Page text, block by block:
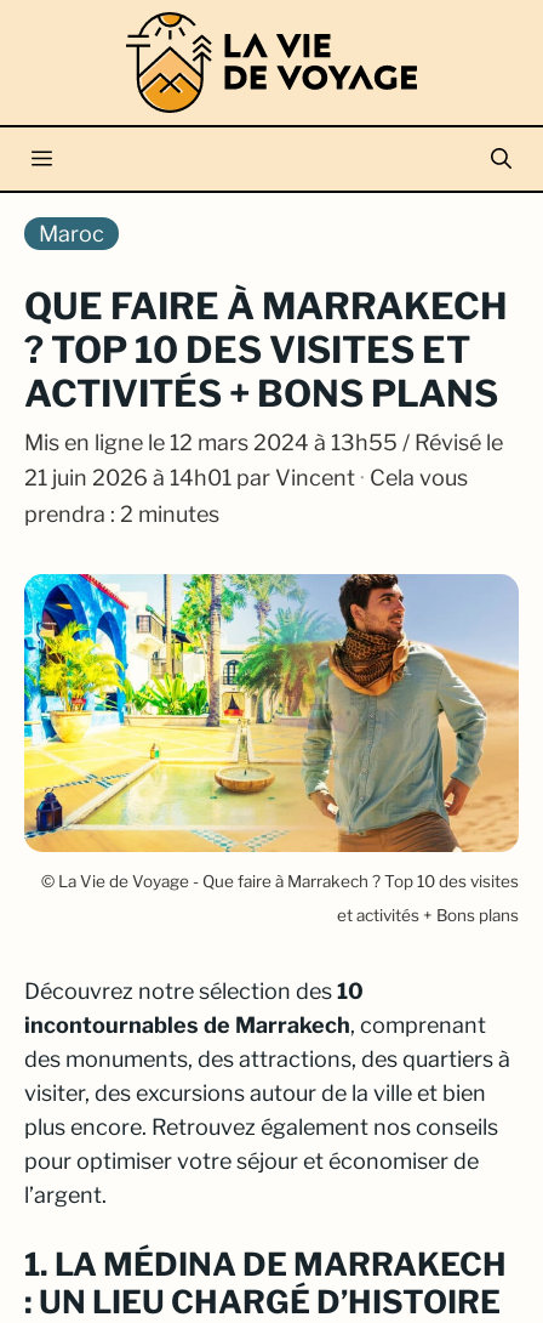
Menu
Maroc
QUE FAIRE À MARRAKECH
? TOP 10 DES VISITES ET
ACTIVITÉS + BONS PLANS
Mis en ligne le 12 mars 2024 à 13h55 / Révisé le
21 juin 2026 à 14h01 par Vincent · Cela vous
prendra : 2 minutes
© La Vie de Voyage - Que faire à Marrakech ? Top 10 des visites
et activités + Bons plans
Découvrez notre sélection des10
incontournables de Marrakech, comprenant
des monuments, des attractions, des quartiers à
visiter, des excursions autour de la ville et bien
plus encore. Retrouvez également nos conseils
pour optimiser votre séjour et économiser de
l’argent.
1. LA MÉDINA DE MARRAKECH
: UN LIEU CHARGÉ D’HISTOIRE